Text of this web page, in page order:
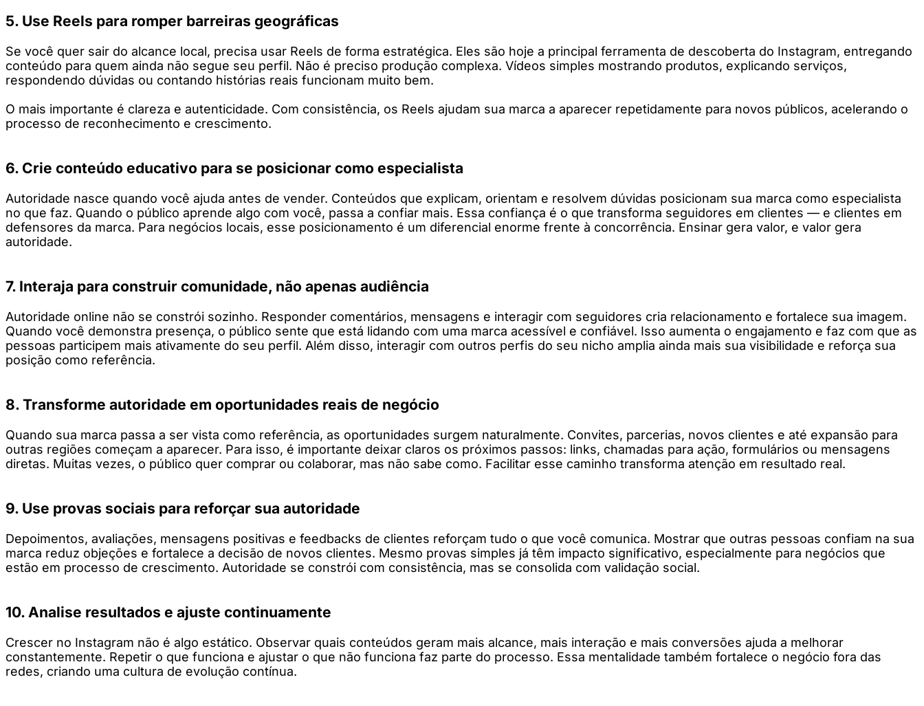
5. Use Reels para romper barreiras geográficas
Se você quer sair do alcance local, precisa usar Reels de forma estratégica. Eles são hoje a principal ferramenta de descoberta do Instagram, entregando
conteúdo para quem ainda não segue seu perfil. Não é preciso produção complexa. Vídeos simples mostrando produtos, explicando serviços,
respondendo dúvidas ou contando histórias reais funcionam muito bem.
O mais importante é clareza e autenticidade. Com consistência, os Reels ajudam sua marca a aparecer repetidamente para novos públicos, acelerando o
processo de reconhecimento e crescimento.
6. Crie conteúdo educativo para se posicionar como especialista
Autoridade nasce quando você ajuda antes de vender. Conteúdos que explicam, orientam e resolvem dúvidas posicionam sua marca como especialista
no que faz. Quando o público aprende algo com você, passa a confiar mais. Essa confiança é o que transforma seguidores em clientes — e clientes em
defensores da marca. Para negócios locais, esse posicionamento é um diferencial enorme frente à concorrência. Ensinar gera valor, e valor gera
autoridade.
7. Interaja para construir comunidade, não apenas audiência
Autoridade online não se constrói sozinho. Responder comentários, mensagens e interagir com seguidores cria relacionamento e fortalece sua imagem.
Quando você demonstra presença, o público sente que está lidando com uma marca acessível e confiável. Isso aumenta o engajamento e faz com que as
pessoas participem mais ativamente do seu perfil. Além disso, interagir com outros perfis do seu nicho amplia ainda mais sua visibilidade e reforça sua
posição como referência.
8. Transforme autoridade em oportunidades reais de negócio
Quando sua marca passa a ser vista como referência, as oportunidades surgem naturalmente. Convites, parcerias, novos clientes e até expansão para
outras regiões começam a aparecer. Para isso, é importante deixar claros os próximos passos: links, chamadas para ação, formulários ou mensagens
diretas. Muitas vezes, o público quer comprar ou colaborar, mas não sabe como. Facilitar esse caminho transforma atenção em resultado real.
9. Use provas sociais para reforçar sua autoridade
Depoimentos, avaliações, mensagens positivas e feedbacks de clientes reforçam tudo o que você comunica. Mostrar que outras pessoas confiam na sua
marca reduz objeções e fortalece a decisão de novos clientes. Mesmo provas simples já têm impacto significativo, especialmente para negócios que
estão em processo de crescimento. Autoridade se constrói com consistência, mas se consolida com validação social.
10. Analise resultados e ajuste continuamente
Crescer no Instagram não é algo estático. Observar quais conteúdos geram mais alcance, mais interação e mais conversões ajuda a melhorar
constantemente. Repetir o que funciona e ajustar o que não funciona faz parte do processo. Essa mentalidade também fortalece o negócio fora das
redes, criando uma cultura de evolução contínua.